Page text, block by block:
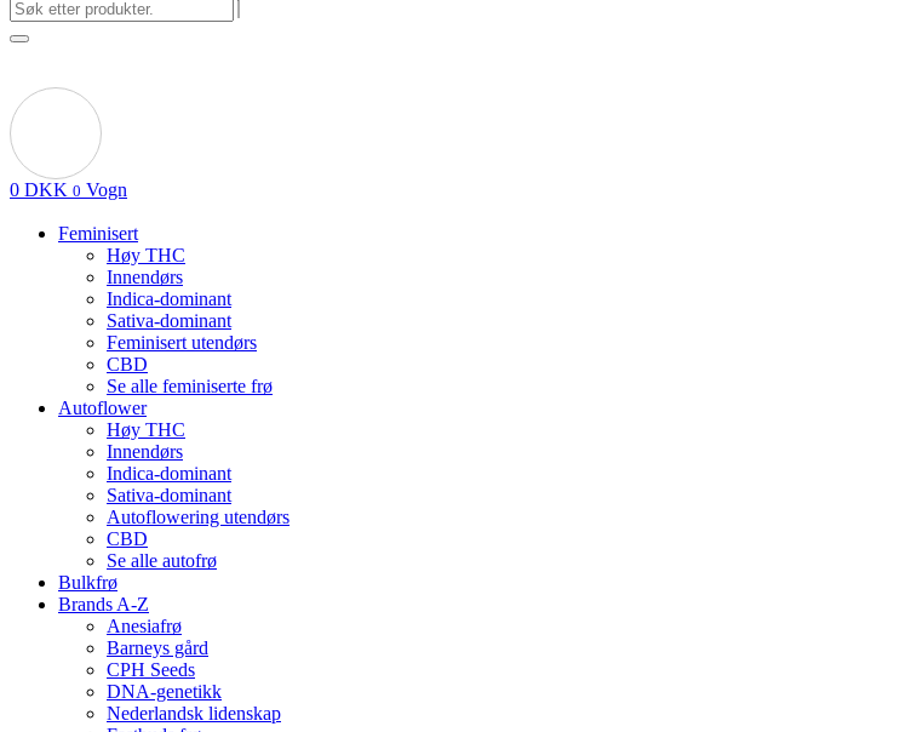
0 DKK 0 Vogn
Feminisert
Høy THC
Innendørs
Indica-dominant
Sativa-dominant
Feminisert utendørs
CBD
Se alle feminiserte frø
Autoflower
Høy THC
Innendørs
Indica-dominant
Sativa-dominant
Autoflowering utendørs
CBD
Se alle autofrø
Bulkfrø
Brands A-Z
Anesiafrø
Barneys gård
CPH Seeds
DNA-genetikk
Nederlandsk lidenskap